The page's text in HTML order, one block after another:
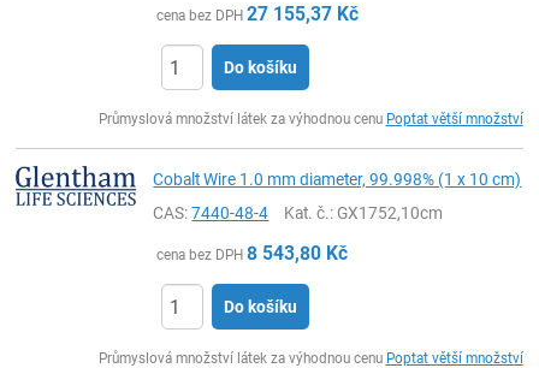
cena bez DPH 27 155,37 Kč
Do košíku
Průmyslová množství látek za výhodnou cenu Poptat větší množství
Cobalt Wire 1.0 mm diameter, 99.998% (1 x 10 cm)
CAS:7440-48-4 Kat. č.: GX1752,10cm
cena bez DPH 8 543,80 Kč
Do košíku
Průmyslová množství látek za výhodnou cenu Poptat větší množství